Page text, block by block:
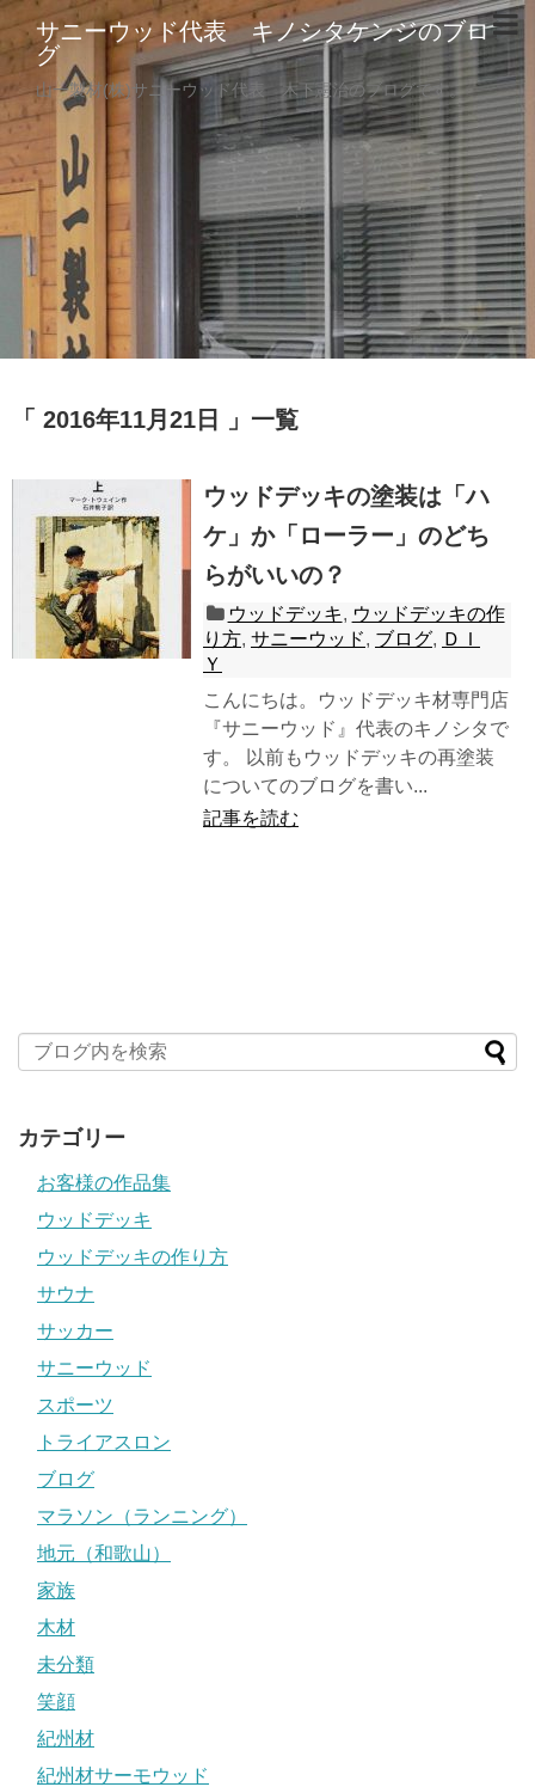
サニーウッド代表 キノシタケンジのブロ
グ
山一製材(株)サニーウッド代表 木下憲治のブログです。
2016年11月21日 一覧
ウッドデッキの塗装は「ハ
ケ」か「ローラー」のどち
らがいいの？
ウッドデッキ, ウッドデッキの作
り方, サニーウッド, ブログ, ＤＩ
Ｙ
こんにちは。ウッドデッキ材専門店
『サニーウッド』代表のキノシタで
す。 以前もウッドデッキの再塗装
についてのブログを書い...
記事を読む
カテゴリー
お客様の作品集
ウッドデッキ
ウッドデッキの作り方
サウナ
サッカー
サニーウッド
スポーツ
トライアスロン
ブログ
マラソン（ランニング）
地元（和歌山）
家族
木材
未分類
笑顔
紀州材
紀州材サーモウッド